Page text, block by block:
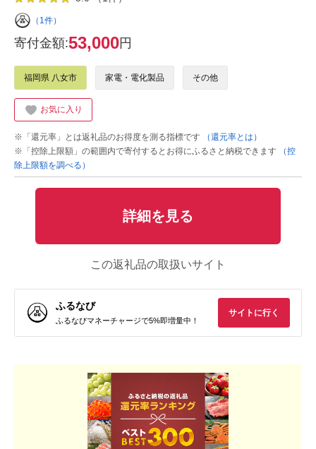
（1件）
寄付金額:53,000円
福岡県 八女市 家電・電化製品 その他
お気に入り
※「還元率」とは返礼品のお得度を測る指標です
（還元率とは）
※「控除上限額」の範囲内で寄付するとお得にふるさと納税できます
（控
除上限額を調べる）
詳細を見る
この返礼品の取扱いサイト
ふるなび
ふるなびマネーチャージで5%即増量中！
サイトに行く